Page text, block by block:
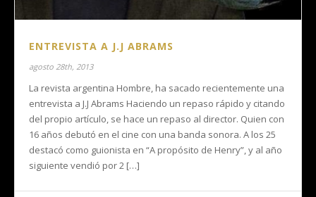
ENTREVISTA A J.J ABRAMS
agosto 28th, 2013
La revista argentina Hombre, ha sacado recientemente una
entrevista a J.J Abrams Haciendo un repaso rápido y citando
del propio artículo, se hace un repaso al director. Quien con
16 años debutó en el cine con una banda sonora. A los 25
destacó como guionista en “A propósito de Henry”, y al año
siguiente vendió por 2 […]